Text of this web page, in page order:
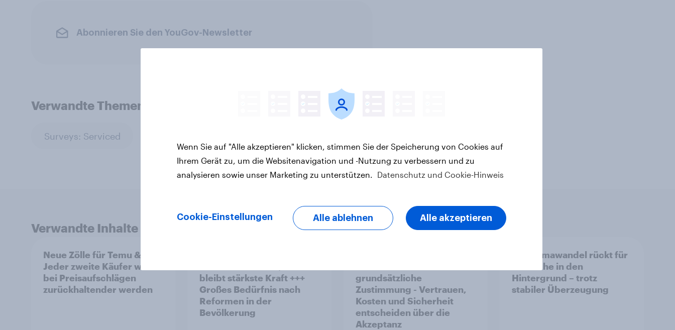
Abonnieren Sie den YouGov-Newsletter
Verwandte Themen
Surveys: Serviced
Verwandte Inhalte
Neue Zölle für Temu & Co.:
Jeder zweite Käufer würde
bei Preisaufschlägen
zurückhaltender werden
bleibt stärkste Kraft +++
Großes Bedürfnis nach
Reformen in der
Bevölkerung
grundsätzliche
Zustimmung - Vertrauen,
Kosten und Sicherheit
entscheiden über die
Akzeptanz
Der Klimawandel rückt für
Deutsche in den
Hintergrund – trotz
stabiler Überzeugung
Wenn Sie auf "Alle akzeptieren" klicken, stimmen Sie der Speicherung von Cookies auf
Ihrem Gerät zu, um die Websitenavigation und -Nutzung zu verbessern und zu
analysieren sowie unser Marketing zu unterstützen. Datenschutz und Cookie-Hinweis
Cookie-Einstellungen Alle ablehnen Alle akzeptieren